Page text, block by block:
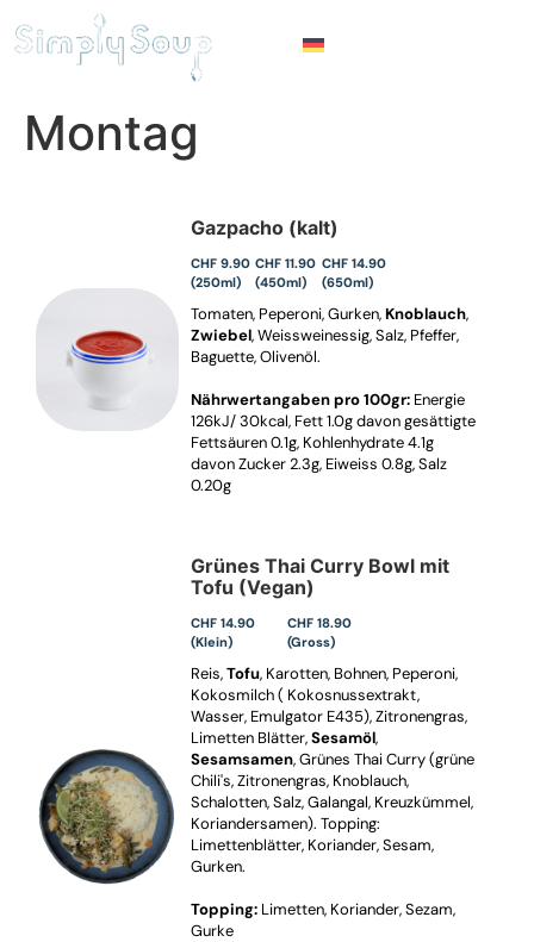
Montag
Gazpacho (kalt)
CHF 9.90
(250ml)
CHF 11.90
(450ml)
CHF 14.90
(650ml)
Tomaten, Peperoni, Gurken,Knoblauch,
Zwiebel, Weissweinessig, Salz, Pfeffer,
Baguette, Olivenöl.
Nährwertangaben pro 100gr: Energie
126kJ/ 30kcal, Fett 1.0g davon gesättigte
Fettsäuren 0.1g, Kohlenhydrate 4.1g
davon Zucker 2.3g, Eiweiss 0.8g, Salz
0.20g
Grünes Thai Curry Bowl mit
Tofu (Vegan)
CHF 14.90
(Klein)
CHF 18.90
(Gross)
Reis,Tofu, Karotten, Bohnen, Peperoni,
Kokosmilch ( Kokosnussextrakt,
Wasser, Emulgator E435), Zitronengras,
Limetten Blätter,Sesamöl,
Sesamsamen, Grünes Thai Curry (grüne
Chili's, Zitronengras, Knoblauch,
Schalotten, Salz, Galangal, Kreuzkümmel,
Koriandersamen). Topping:
Limettenblätter, Koriander, Sesam,
Gurken.
Topping: Limetten, Koriander, Sezam,
Gurke